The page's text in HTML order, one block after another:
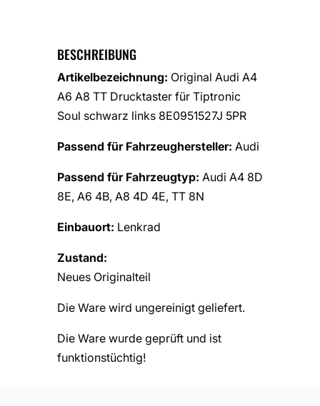
BESCHREIBUNG
Artikelbezeichnung: Original Audi A4
A6 A8 TT Drucktaster für Tiptronic
Soul schwarz links 8E0951527J 5PR
Passend für Fahrzeughersteller: Audi
Passend für Fahrzeugtyp: Audi A4 8D
8E, A6 4B, A8 4D 4E, TT 8N
Einbauort: Lenkrad
Zustand:
Neues Originalteil
Die Ware wird ungereinigt geliefert.
Die Ware wurde geprüft und ist
funktionstüchtig!